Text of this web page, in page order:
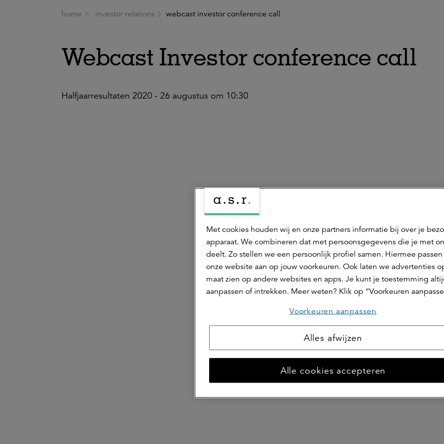
Ga naar de hoofdinhoud
home investor relations webcast investor conference call
Webcast Investor conference call
Halfjaarresultaten 2020 - 26 augustus om 10:30
Met cookies houden wij en onze partners informatie bij over je
apparaat. We combineren dat met persoonsgegevens die je met
deelt. Zo stellen we een persoonlijk profiel samen. Hiermee
onze website aan op jouw voorkeuren. Ook laten we advertenties
maat zien op andere websites en apps. Je kunt je toestemming
aanpassen of intrekken. Meer weten? Klik op “Voorkeuren
Voorkeuren aanpassen
Alles afwijzen
Alle cookies accepteren